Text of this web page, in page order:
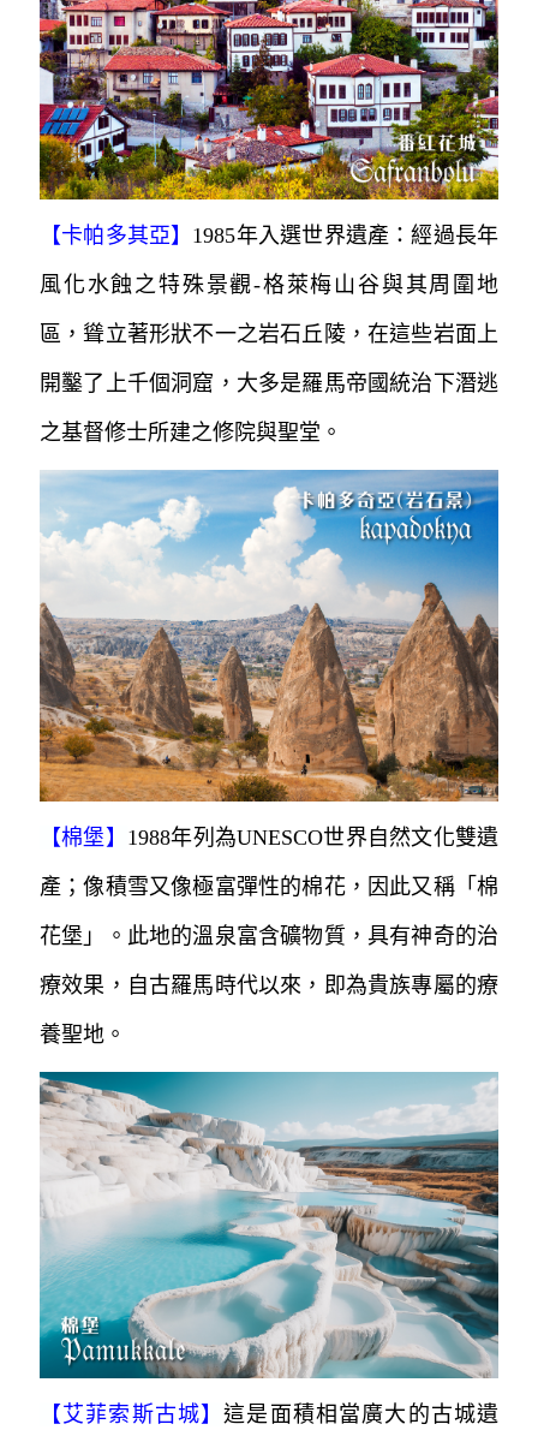
【卡帕多其亞】 1985年入選世界遺產：經過長年
風化水蝕之特殊景觀-格萊梅山谷與其周圍地
區，聳立著形狀不一之岩石丘陵，在這些岩面上
開鑿了上千個洞窟，大多是羅馬帝國統治下潛逃
之基督修士所建之修院與聖堂。
【棉堡】 1988年列為UNESCO世界自然文化雙遺
產；像積雪又像極富彈性的棉花，因此又稱「棉
花堡」。 此地的溫泉富含礦物質，具有神奇的治
療效果，自古羅馬時代以來，即為貴族專屬的療
養聖地。
【艾菲索斯古城】這是面積相當廣大的古城遺